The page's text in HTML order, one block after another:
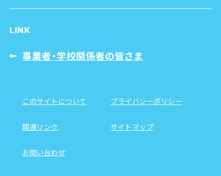
LINK
事業者・学校関係者の皆さま
このサイトについて プライバシーポリシー
関連リンク サイトマップ
お問い合わせ